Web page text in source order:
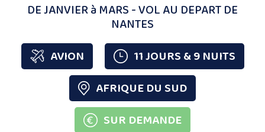
DE JANVIER à MARS - VOL AU DEPART DE
NANTES
AVION
11 JOURS & 9 NUITS
AFRIQUE DU SUD
SUR DEMANDE